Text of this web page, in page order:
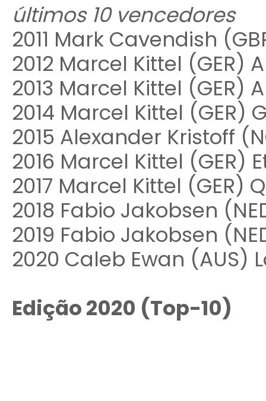
últimos 10 vencedores
2011 Mark Cavendish
2012 Marcel Kittel (GER)
2013 Marcel Kittel (GER)
2014 Marcel Kittel (GER)
2015 Alexander Kristoff
2016 Marcel Kittel (GER)
2017 Marcel Kittel (GER)
2018 Fabio Jakobsen
2019 Fabio Jakobsen
2020 Caleb Ewan (AUS)
Edição 2020 (Top-10)